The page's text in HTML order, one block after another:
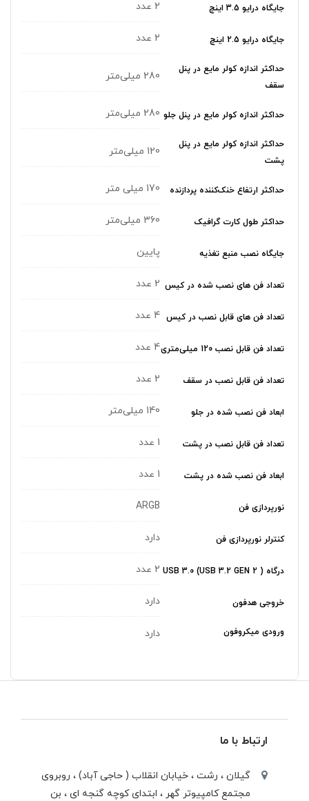
جایگاه درایو 3.5 اینچ 2 عدد
جایگاه درایو 2.5 اینچ 2 عدد
حداکثر اندازه کولر‌ مایع در پنل
سقف
280 میلی‌متر
حداکثر اندازه کولر‌ مایع در پنل جلو 280 میلی‌متر
حداکثر اندازه کولر‌ مایع در پنل
پشت
120 میلی‌متر
حداکثر ارتفاع خنک‌کننده پردازنده 170 میلی متر
حداکثر طول کارت گرافیک 360 میلی‌متر
جایگاه نصب منبع تغذیه پایین
تعداد فن های نصب شده در کیس 2 عدد
تعداد فن های قابل نصب در کیس 4 عدد
تعداد فن قابل نصب 120 میلی‌متری 4 عدد
تعداد فن قابل نصب در سقف 2 عدد
ابعاد فن نصب شده در جلو 140 میلی‌متر
تعداد فن قابل نصب در پشت 1 عدد
ابعاد فن نصب شده در پشت 1 عدد
نورپردازی فن ARGB
کنترلر نورپردازی فن دارد
درگاه USB 3.0 (USB 3.2 GEN 2 ) 2 عدد
خروجی هدفون دارد
ورودی میکروفون دارد
ارتباط با ما
گیلان ، رشت ، خيابان انقلاب ( حاجی آباد) ، روبروی
مجتمع كامپيوتر گهر ، ابتدای كوچه گنجه ای ، بن